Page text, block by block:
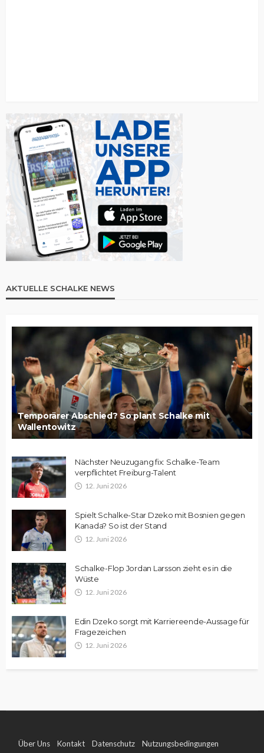
AKTUELLE SCHALKE NEWS
Temporärer Abschied? So plant Schalke mit
Wallentowitz
Nächster Neuzugang fix: Schalke-Team
verpflichtet Freiburg-Talent
12. Juni 2026
Spielt Schalke-Star Dzeko mit Bosnien gegen
Kanada? So ist der Stand
12. Juni 2026
Schalke-Flop Jordan Larsson zieht es in die
Wüste
12. Juni 2026
Edin Dzeko sorgt mit Karriereende-Aussage für
Fragezeichen
12. Juni 2026
Über Uns Kontakt Datenschutz Nutzungsbedingungen